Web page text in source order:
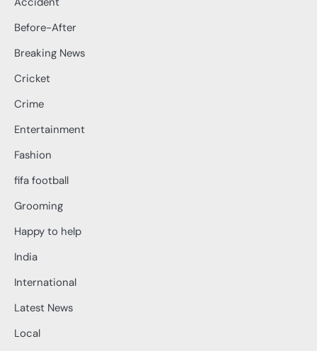
Before-After
Breaking News
Cricket
Crime
Entertainment
Fashion
fifa football
Grooming
Happy to help
India
International
Latest News
Local